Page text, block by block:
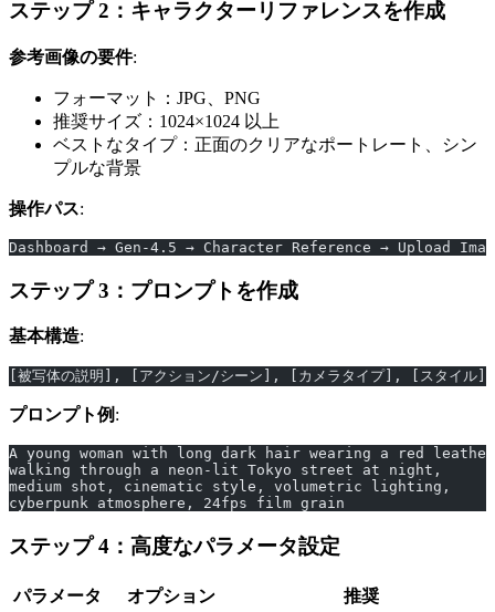
ステップ 2：キャラクターリファレンスを作成
参考画像の要件:
フォーマット：JPG、PNG
推奨サイズ：1024×1024 以上
ベストなタイプ：正面のクリアなポートレート、シン
プルな背景
操作パス:
Dashboard → Gen-4.5 → Character Reference → Upload
ステップ 3：プロンプトを作成
基本構造:
[被写体の説明], [アクション/シーン], [カメラタイプ], [スタイ
プロンプト例 :
A young woman with long dark hair wearing a red
walking through a neon-lit Tokyo street at night,
medium shot, cinematic style, volumetric lighting,
cyberpunk atmosphere, 24fps film grain
ステップ 4：高度なパラメータ設定
パラメータ オプション 推奨